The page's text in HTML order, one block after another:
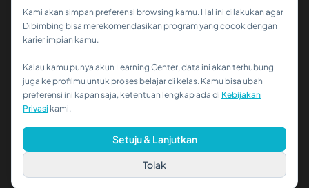
Hi!👋
Kalau kamu butuh bantuan,
© 2026 PT Dibimbing. All Rights Reserved
Kami akan simpan preferensi browsing kamu. Hal ini dilakukan agar
Dibimbing bisa merekomendasikan program yang cocok dengan
karier impian kamu.
Kalau kamu punya akun Learning Center, data ini akan terhubung
juga ke profilmu untuk proses belajar di kelas. Kamu bisa ubah
preferensi ini kapan saja, ketentuan lengkap ada di Kebijakan
Privasi kami.
Tolak
Setuju & Lanjutkan